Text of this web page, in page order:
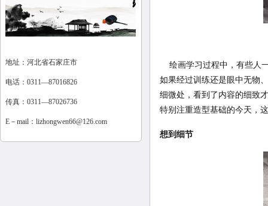
地址：河北省石家庄市
电话：0311—87016826
传真：0311—87026736
E－mail： lizhongwen66@126.com
绘画学习过程中，有些人
如果经过训练还是眼中无物
细微处，看到了内容的细致
特别注重造型基础的今天，
想到细节